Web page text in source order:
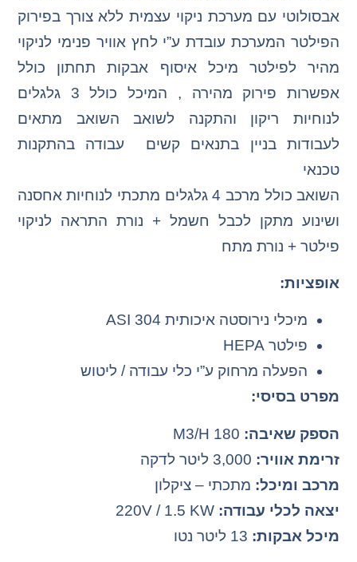
אבסולוטי עם מערכת ניקוי עצמית ללא צורך בפירוק
הפילטר המערכת עובדת ע”י לחץ אוויר פנימי לניקוי
מהיר לפילטר מיכל איסוף אבקות תחתון כולל
אפשרות פירוק מהירה , המיכל כולל 3 גלגלים
לנוחיות ריקון והתקנה לשואב השואב מתאים
לעבודות בניין בתנאים קשים עבודה בהתקנות
טכנאי
השואב כולל מרכב 4 גלגלים מתכתי לנוחיות אחסנה
ושינוע מתקן לכבל חשמל + נורת התראה לניקוי
פילטר + נורת מתח
אופציות:
מיכלי נירוסטה איכותית 304 ASI
פילטר HEPA
הפעלה מרחוק ע”י כלי עבודה / ליטוש
מפרט בסיסי:
הספק שאיבה:
זרימת אוויר:
מרכב ומיכל: מתכתי – ציקלון
יצאה לכלי עבודה:
מיכל אבקות: